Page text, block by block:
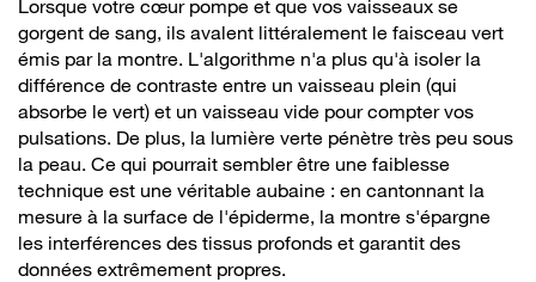
Lorsque votre cœur pompe et que vos vaisseaux se
gorgent de sang, ils avalent littéralement le faisceau vert
émis par la montre. L'algorithme n'a plus qu'à isoler la
différence de contraste entre un vaisseau plein (qui
absorbe le vert) et un vaisseau vide pour compter vos
pulsations. De plus, la lumière verte pénètre très peu sous
la peau. Ce qui pourrait sembler être une faiblesse
technique est une véritable aubaine : en cantonnant la
mesure à la surface de l'épiderme, la montre s'épargne
les interférences des tissus profonds et garantit des
données extrêmement propres.